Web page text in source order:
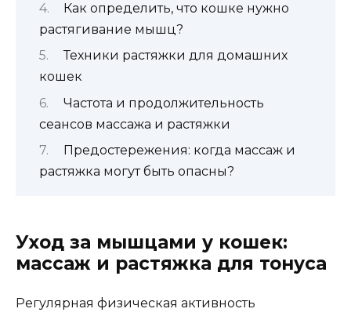
Как определить, что кошке нужно
растягивание мышц?
Техники растяжки для домашних
кошек
Частота и продолжительность
сеансов массажа и растяжки
Предостережения: когда массаж и
растяжка могут быть опасны?
Уход за мышцами у кошек:
массаж и растяжка для тонуса
Регулярная физическая активность